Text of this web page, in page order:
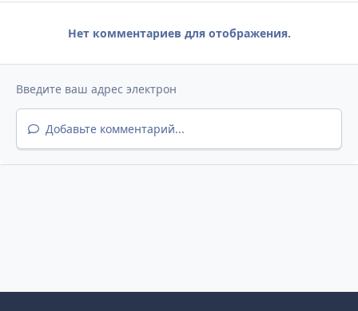
Нет комментариев для отображения.
Добавьте комментарий...